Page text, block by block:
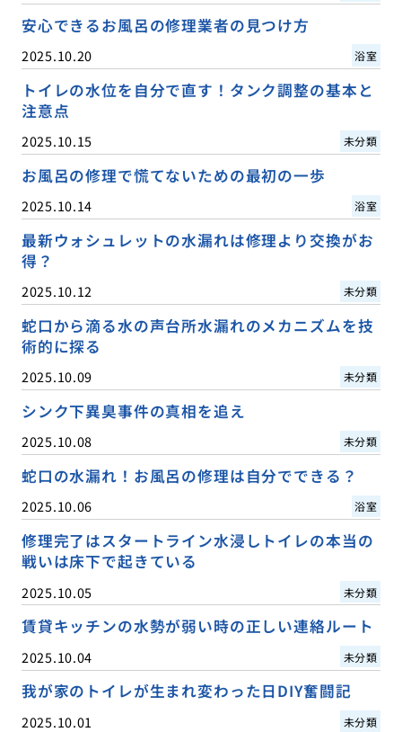
安心できるお風呂の修理業者の見つけ方
2025.10.20 浴室
トイレの水位を自分で直す！タンク調整の基本と
注意点
2025.10.15 未分類
お風呂の修理で慌てないための最初の一歩
2025.10.14 浴室
最新ウォシュレットの水漏れは修理より交換がお
得？
2025.10.12 未分類
蛇口から滴る水の声台所水漏れのメカニズムを技
術的に探る
2025.10.09 未分類
シンク下異臭事件の真相を追え
2025.10.08 未分類
蛇口の水漏れ！お風呂の修理は自分でできる？
2025.10.06 浴室
修理完了はスタートライン水浸しトイレの本当の
戦いは床下で起きている
2025.10.05 未分類
賃貸キッチンの水勢が弱い時の正しい連絡ルート
2025.10.04 未分類
我が家のトイレが生まれ変わった日DIY奮闘記
2025.10.01 未分類